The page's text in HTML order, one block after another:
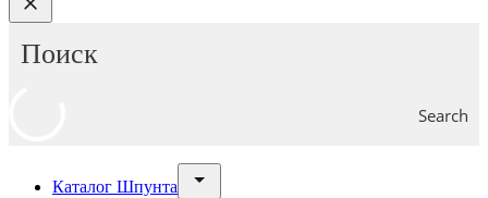
Search
Каталог Шпунта